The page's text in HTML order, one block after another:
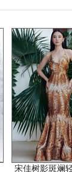
宋佳树影斑斓